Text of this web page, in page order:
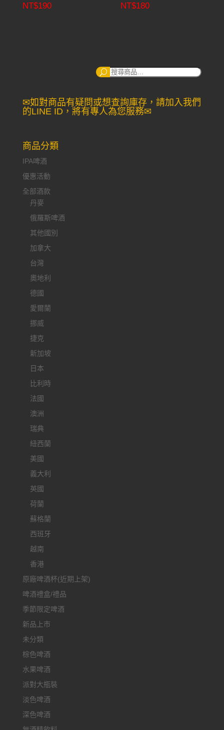
NT$190 NT$180
搜
✉如對商品有疑問或想查詢庫存，請加入我們
的LINE ID，將有專人為您服務✉
商品分類
IPA啤酒
優惠活動
全部酒款
丹麥
俄羅斯啤酒
其他國別
加拿大
台灣
奧地利
德國
愛爾蘭
挪威
捷克
新加坡
日本
比利時
法國
澳洲
瑞典
紐西蘭
美國
義大利
英國
荷蘭
蘇格蘭
西班牙
越南
香港
原廠啤酒杯(近期上架)
啤酒禮盒/禮品
季節限定啤酒
新品上市
未分類
棕色啤酒
水果啤酒
派對大瓶裝
淡色啤酒
深色啤酒